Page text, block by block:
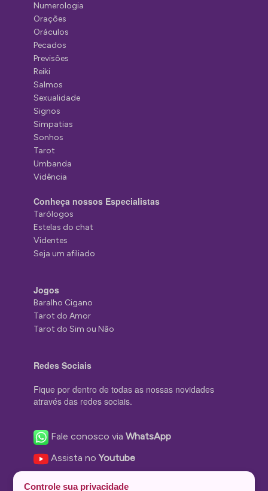
Numerologia
Orações
Oráculos
Pecados
Previsões
Reiki
Salmos
Sexualidade
Signos
Simpatias
Sonhos
Tarot
Umbanda
Vidência
Conheça nossos Especialistas
Tarólogos
Estelas do chat
Videntes
Seja um afiliado
Jogos
Baralho Cigano
Tarot do Amor
Tarot do Sim ou Não
Redes Sociais
Fique por dentro de todas as nossas novidades
através das redes sociais.
Fale conosco viaWhatsApp
Assista noYoutube
Controle sua privacidade